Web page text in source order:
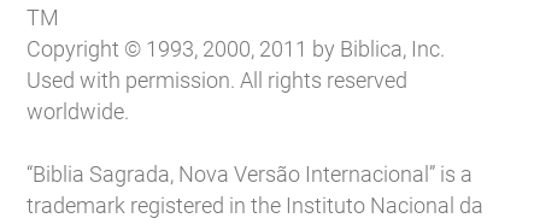
TM
Copyright © 1993, 2000, 2011 by Biblica, Inc.
Used with permission. All rights reserved
worldwide.
“Biblia Sagrada, Nova Versão Internacional” is a
trademark registered in the Instituto Nacional da